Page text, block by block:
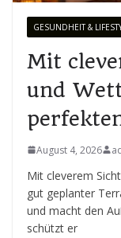
GESUNDHEIT &
Mit
und
August 4, 2026
Mit cleverem
gut geplanter
und macht den
schützt er